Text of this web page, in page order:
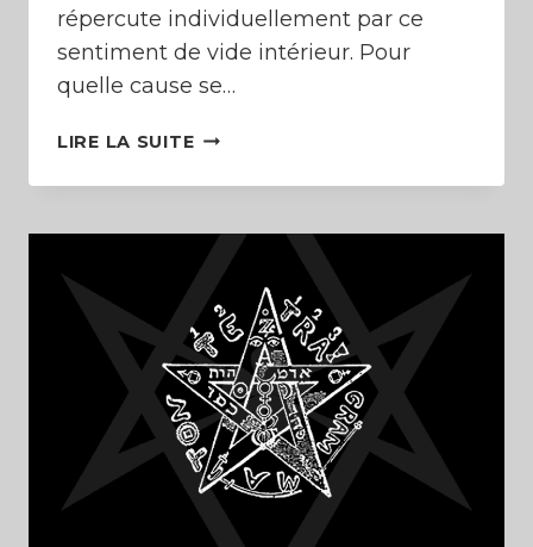
répercute individuellement par ce
sentiment de vide intérieur. Pour
quelle cause se…
LIRE LA SUITEDONNER
SENS
SA
VIE
(ET
SURVIVRE
À
LA
TRAGÉDIE)